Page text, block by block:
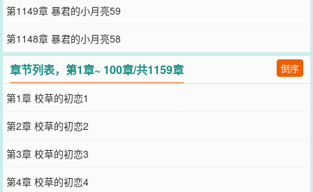
第1149章 暴君的小月亮59
第1148章 暴君的小月亮58
章节列表，第1章~ 100章/共1159章 倒序
第1章 校草的初恋1
第2章 校草的初恋2
第3章 校草的初恋3
第4章 校草的初恋4